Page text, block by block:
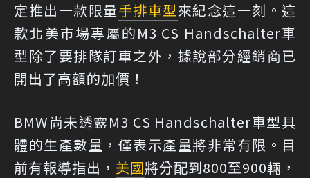
定推出一款限量手排車型來紀念這一刻。這
款北美市場專屬的M3 CS Handschalter車
型除了要排隊訂車之外，據說部分經銷商已
開出了高額的加價！
BMW尚未透露M3 CS Handschalter車型具
體的生產數量，僅表示產量將非常有限。目
前有報導指出， 美國將分配到800至900輛，